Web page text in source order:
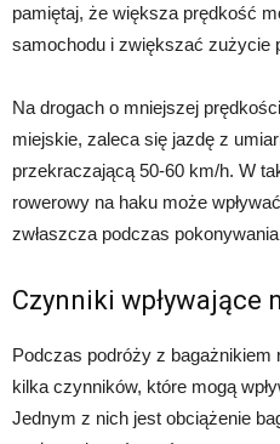
pamiętaj, że większa prędkość
samochodu i zwiększać zużycie
Na drogach o mniejszej
miejskie, zaleca się jazdę z
przekraczającą 50-60 km/h. W
rowerowy na haku może
zwłaszcza podczas
Czynniki wpływające
Podczas podróży z bagażnikiem
kilka czynników, które mogą
Jednym z nich jest obciążenie